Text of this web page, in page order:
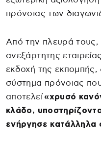
πρόνοιας των
Από την πλευρά τους,
ανεξάρτητης
εκδοχή της εκπομπής,
σύστημα πρόνοιας
αποτελεί«χρυσό
κλάδο,
ενήργησε κατάλληλα